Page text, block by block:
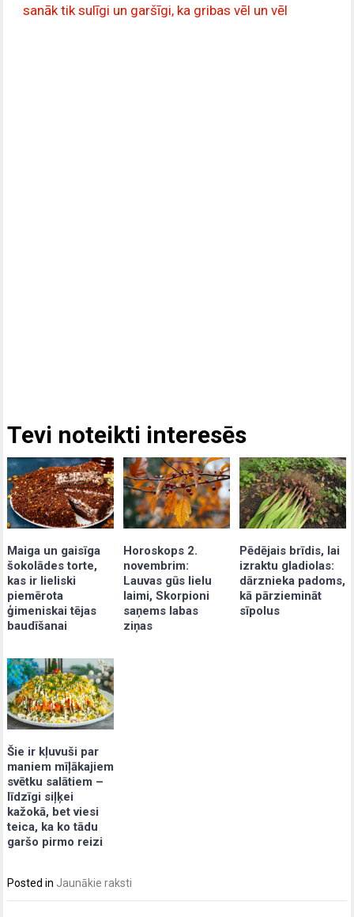
sanāk tik sulīgi un garšīgi, ka gribas vēl un vēl
Tevi noteikti interesēs
Maiga un gaisīga
šokolādes torte,
kas ir lieliski
piemērota
ģimeniskai tējas
baudīšanai
Horoskops 2.
novembrim:
Lauvas gūs lielu
laimi, Skorpioni
saņems labas
ziņas
Pēdējais brīdis, lai
izraktu gladiolas:
dārznieka padoms,
kā pārziemināt
sīpolus
Šie ir kļuvuši par
maniem mīļākajiem
svētku salātiem –
līdzīgi siļķei
kažokā, bet viesi
teica, ka ko tādu
garšo pirmo reizi
Posted in Jaunākie raksti